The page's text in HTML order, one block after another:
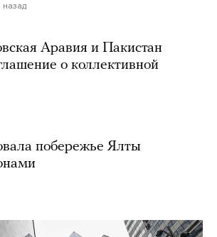
назад
Аравия и Пакистан
о коллективной
побережье Ялты